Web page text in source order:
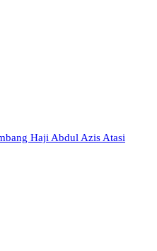
Haji Abdul Azis Atasi